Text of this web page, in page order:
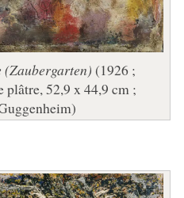
(1926 ;
52,9 x 44,9 cm ;